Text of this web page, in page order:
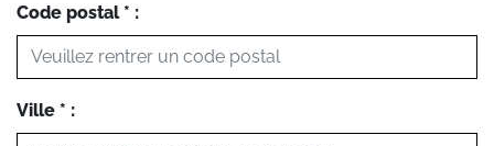
Code postal * :
Ville * :